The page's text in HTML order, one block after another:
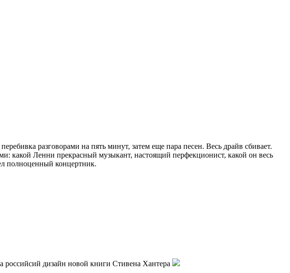
разговорами на пять минут, затем еще пара песен. Весь драйв сбивает.
какой Ленни прекрасный музыкант, настоящий перфекционист, какой он весь
полноценный концертник.
российсий дизайн новой книги Стивена Хантера